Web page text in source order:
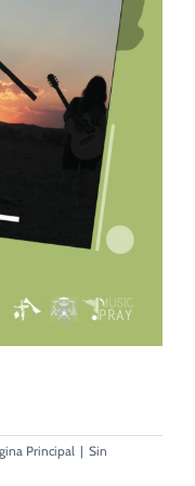
Principal | Sin